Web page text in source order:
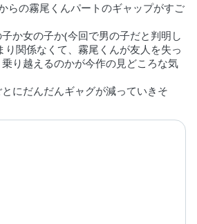
らの霧尾くんパートのギャップがすご
子か女の子か(今回で男の子だと判明し
り関係なくて、霧尾くんが友人を失っ
り越えるのかが今作の見どころな気
にだんだんギャグが減っていきそ